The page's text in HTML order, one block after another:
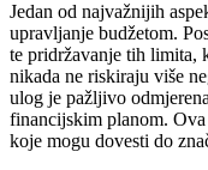
Jedan od najvažnijih
upravljanje budžetom.
te pridržavanje tih limita,
nikada ne riskiraju više
ulog je pažljivo
financijskim planom.
koje mogu dovesti do